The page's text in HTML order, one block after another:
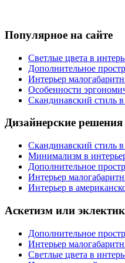
Популярное на сайте
Светлые цвета в
Дополнительное
Интерьер
Особенности
Скандинавский стиль в
Дизайнерские решения
Скандинавский стиль в
Минимализм в
Дополнительное
Интерьер
Интерьер в
Аскетизм или
Дополнительное
Интерьер
Светлые цвета в